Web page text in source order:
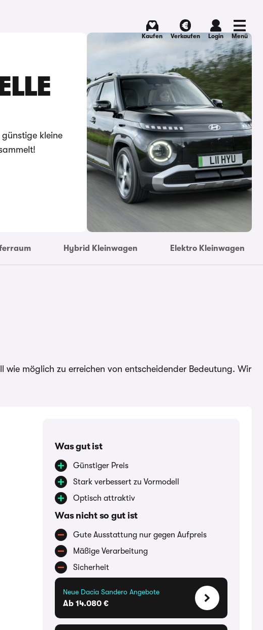
Kaufen Verkaufen Login Menü
kleine
Hybrid Kleinwagen Elektro Kleinwagen
möglich zu erreichen von entscheidender Bedeutung. Wir
Was gut ist
Günstiger Preis
Stark verbessert zu Vormodell
Optisch attraktiv
Was nicht so gut ist
Gute Ausstattung nur gegen Aufpreis
Mäßige Verarbeitung
Sicherheit
Neue Dacia Sandero Angebote
Ab 14.080 €